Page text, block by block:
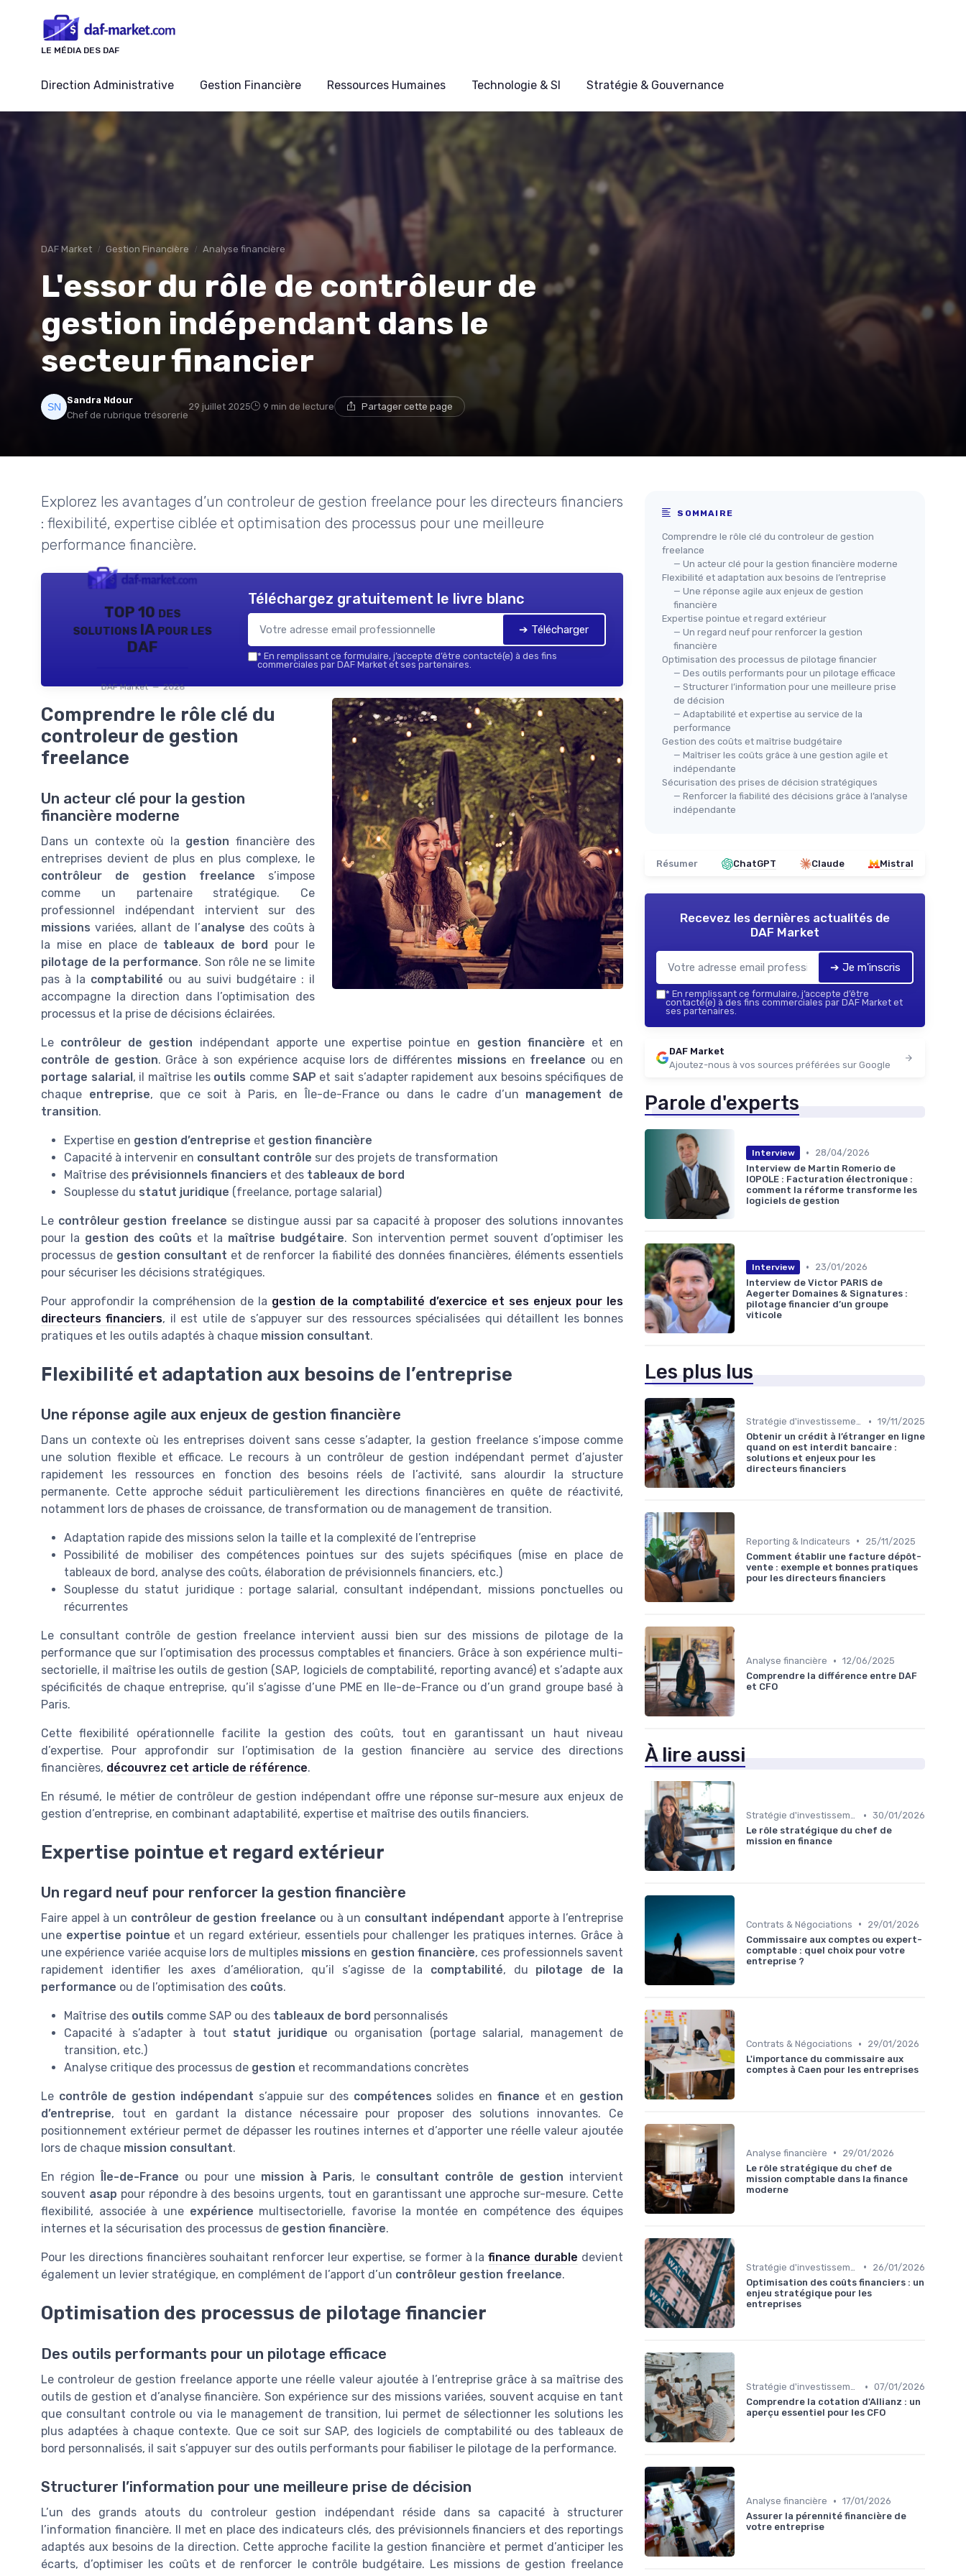
LE MÉDIA DES DAF
Direction Administrative Gestion Financière Ressources Humaines Technologie & SI Stratégie & Gouvernance
DAF Market Gestion Financière Analyse financière
L'essor du rôle de contrôleur de
gestion indépendant dans le
secteur financier
Sandra Ndour
Chef de rubrique trésorerie
29 juillet 2025 9 min de lecture Partager cette page
Explorez les avantages d’un controleur de gestion freelance pour les directeurs financiers
: flexibilité, expertise ciblée et optimisation des processus pour une meilleure
performance financière.
TOP 10 des
solutions IA pour les
DAF
DAF Market — 2026
Téléchargez gratuitement le livre blanc
➔ Télécharger
* En remplissant ce formulaire, j’accepte d’être contacté(e) à des fins
commerciales par DAF Market et ses partenaires.
Comprendre le rôle clé du
controleur de gestion
freelance
Un acteur clé pour la gestion
financière moderne
Dans un contexte où la gestion financière des
entreprises devient de plus en plus complexe, le
contrôleur de gestion freelance s’impose
comme un partenaire stratégique. Ce
professionnel indépendant intervient sur des
missions variées, allant de l’analyse des coûts à
la mise en place de tableaux de bord pour le
pilotage de la performance. Son rôle ne se limite
pas à la comptabilité ou au suivi budgétaire : il
accompagne la direction dans l’optimisation des
processus et la prise de décisions éclairées.
Le contrôleur de gestion indépendant apporte une expertise pointue en gestion financière et en
contrôle de gestion. Grâce à son expérience acquise lors de différentes missions en freelance ou en
portage salarial, il maîtrise les outils comme SAP et sait s’adapter rapidement aux besoins spécifiques de
chaque entreprise, que ce soit à Paris, en Île-de-France ou dans le cadre d’un management de
transition.
Expertise en gestion d’entreprise et gestion financière
Capacité à intervenir en consultant contrôle sur des projets de transformation
Maîtrise des prévisionnels financiers et des tableaux de bord
Souplesse du statut juridique (freelance, portage salarial)
Le contrôleur gestion freelance se distingue aussi par sa capacité à proposer des solutions innovantes
pour la gestion des coûts et la maîtrise budgétaire. Son intervention permet souvent d’optimiser les
processus de gestion consultant et de renforcer la fiabilité des données financières, éléments essentiels
pour sécuriser les décisions stratégiques.
Pour approfondir la compréhension de la gestion de la comptabilité d’exercice et ses enjeux pour les
directeurs financiers, il est utile de s’appuyer sur des ressources spécialisées qui détaillent les bonnes
pratiques et les outils adaptés à chaque mission consultant.
Flexibilité et adaptation aux besoins de l’entreprise
Une réponse agile aux enjeux de gestion financière
Dans un contexte où les entreprises doivent sans cesse s’adapter, la gestion freelance s’impose comme
une solution flexible et efficace. Le recours à un contrôleur de gestion indépendant permet d’ajuster
rapidement les ressources en fonction des besoins réels de l’activité, sans alourdir la structure
permanente. Cette approche séduit particulièrement les directions financières en quête de réactivité,
notamment lors de phases de croissance, de transformation ou de management de transition.
Adaptation rapide des missions selon la taille et la complexité de l’entreprise
Possibilité de mobiliser des compétences pointues sur des sujets spécifiques (mise en place de
tableaux de bord, analyse des coûts, élaboration de prévisionnels financiers, etc.)
Souplesse du statut juridique : portage salarial, consultant indépendant, missions ponctuelles ou
récurrentes
Le consultant contrôle de gestion freelance intervient aussi bien sur des missions de pilotage de la
performance que sur l’optimisation des processus comptables et financiers. Grâce à son expérience multi-
sectorielle, il maîtrise les outils de gestion (SAP, logiciels de comptabilité, reporting avancé) et s’adapte aux
spécificités de chaque entreprise, qu’il s’agisse d’une PME en Ile-de-France ou d’un grand groupe basé à
Paris.
Cette flexibilité opérationnelle facilite la gestion des coûts, tout en garantissant un haut niveau
d’expertise. Pour approfondir sur l’optimisation de la gestion financière au service des directions
financières, découvrez cet article de référence.
En résumé, le métier de contrôleur de gestion indépendant offre une réponse sur-mesure aux enjeux de
gestion d’entreprise, en combinant adaptabilité, expertise et maîtrise des outils financiers.
Expertise pointue et regard extérieur
Un regard neuf pour renforcer la gestion financière
Faire appel à un contrôleur de gestion freelance ou à un consultant indépendant apporte à l’entreprise
une expertise pointue et un regard extérieur, essentiels pour challenger les pratiques internes. Grâce à
une expérience variée acquise lors de multiples missions en gestion financière, ces professionnels savent
rapidement identifier les axes d’amélioration, qu’il s’agisse de la comptabilité, du pilotage de la
performance ou de l’optimisation des coûts.
Maîtrise des outils comme SAP ou des tableaux de bord personnalisés
Capacité à s’adapter à tout statut juridique ou organisation (portage salarial, management de
transition, etc.)
Analyse critique des processus de gestion et recommandations concrètes
Le contrôle de gestion indépendant s’appuie sur des compétences solides en finance et en gestion
d’entreprise, tout en gardant la distance nécessaire pour proposer des solutions innovantes. Ce
positionnement extérieur permet de dépasser les routines internes et d’apporter une réelle valeur ajoutée
lors de chaque mission consultant.
En région Île-de-France ou pour une mission à Paris, le consultant contrôle de gestion intervient
souvent asap pour répondre à des besoins urgents, tout en garantissant une approche sur-mesure. Cette
flexibilité, associée à une expérience multisectorielle, favorise la montée en compétence des équipes
internes et la sécurisation des processus de gestion financière.
Pour les directions financières souhaitant renforcer leur expertise, se former à lafinance durable devient
également un levier stratégique, en complément de l’apport d’un contrôleur gestion freelance.
Optimisation des processus de pilotage financier
Des outils performants pour un pilotage efficace
Le controleur de gestion freelance apporte une réelle valeur ajoutée à l’entreprise grâce à sa maîtrise des
outils de gestion et d’analyse financière. Son expérience sur des missions variées, souvent acquise en tant
que consultant controle ou via le management de transition, lui permet de sélectionner les solutions les
plus adaptées à chaque contexte. Que ce soit sur SAP, des logiciels de comptabilité ou des tableaux de
bord personnalisés, il sait s’appuyer sur des outils performants pour fiabiliser le pilotage de la performance.
Structurer l’information pour une meilleure prise de décision
L’un des grands atouts du controleur gestion indépendant réside dans sa capacité à structurer
l’information financière. Il met en place des indicateurs clés, des prévisionnels financiers et des reportings
adaptés aux besoins de la direction. Cette approche facilite la gestion financière et permet d’anticiper les
écarts, d’optimiser les coûts et de renforcer le contrôle budgétaire. Les missions de gestion freelance
SOMMAIRE
Comprendre le rôle clé du controleur de gestion
freelance
— Un acteur clé pour la gestion financière moderne
Flexibilité et adaptation aux besoins de l’entreprise
— Une réponse agile aux enjeux de gestion
financière
Expertise pointue et regard extérieur
— Un regard neuf pour renforcer la gestion
financière
Optimisation des processus de pilotage financier
— Des outils performants pour un pilotage efficace
— Structurer l’information pour une meilleure prise
de décision
— Adaptabilité et expertise au service de la
performance
Gestion des coûts et maîtrise budgétaire
— Maîtriser les coûts grâce à une gestion agile et
indépendante
Sécurisation des prises de décision stratégiques
— Renforcer la fiabilité des décisions grâce à l’analyse
indépendante
Résumer ChatGPT Claude Mistral
Recevez les dernières actualités de
DAF Market
➔ Je m'inscris
* En remplissant ce formulaire, j’accepte d’être
contacté(e) à des fins commerciales par DAF Market et
ses partenaires.
DAF Market
Ajoutez-nous à vos sources préférées sur Google
Parole d'experts
Interview •
28/04/2026
Interview de Martin Romerio de
IOPOLE : Facturation électronique :
comment la réforme transforme les
logiciels de gestion
Interview •
23/01/2026
Interview de Victor PARIS de
Aegerter Domaines & Signatures :
pilotage financier d’un groupe
viticole
Les plus lus
Stratégie d'investissement • 19/11/2025
Obtenir un crédit à l’étranger en ligne
quand on est interdit bancaire :
solutions et enjeux pour les
directeurs financiers
Reporting & Indicateurs •
25/11/2025
Comment établir une facture dépôt-
vente : exemple et bonnes pratiques
pour les directeurs financiers
Analyse financière • 12/06/2025
Comprendre la différence entre DAF
et CFO
À lire aussi
Stratégie d'investissement • 30/01/2026
Le rôle stratégique du chef de
mission en finance
Contrats & Négociations •
29/01/2026
Commissaire aux comptes ou expert-
comptable : quel choix pour votre
entreprise ?
Contrats & Négociations •
29/01/2026
L'importance du commissaire aux
comptes à Caen pour les entreprises
Analyse financière •
29/01/2026
Le rôle stratégique du chef de
mission comptable dans la finance
moderne
•
26/01/2026
Optimisation des coûts financiers : un
enjeu stratégique pour les
entreprises
Stratégie d'investissement • 07/01/2026
Comprendre la cotation d'Allianz : un
aperçu essentiel pour les CFO
Analyse financière • 17/01/2026
Assurer la pérennité financière de
votre entreprise